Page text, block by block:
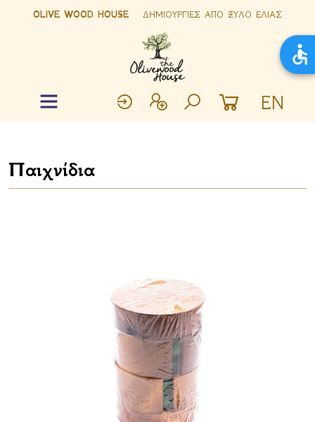
OLIVE WOOD HOUSE ΔΗΜΙΟΥΡΓΙΕΣ ΑΠΟ ΞΥΛΟ ΕΛΙΑΣ
EN
Παιχνίδια